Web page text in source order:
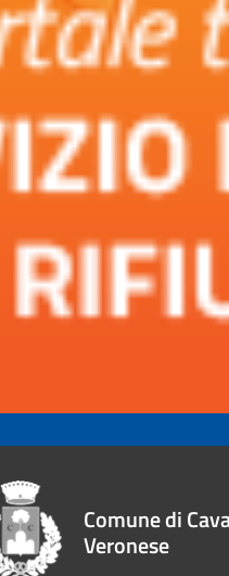
Comune di
Veronese